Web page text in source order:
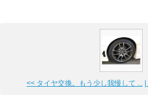
<< タイヤ交換。もう少し我慢して ...